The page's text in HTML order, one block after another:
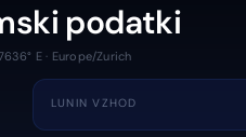
podatki
E · Europe/Zurich
LUNIN VZHOD